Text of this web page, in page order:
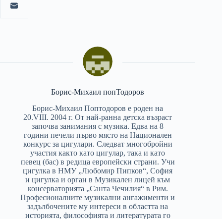
Борис-Михаил попТодоров
Борис-Михаил Поптодоров е роден на
20.VIII. 2004 г. От най-ранна детска възраст
започва занимания с музика. Едва на 8
години печели първо място на Национален
конкурс за цигулари. Следват многобройни
участия както като цигулар, така и като
певец (бас) в редица европейски страни. Учи
цигулка в НМУ „Любомир Пипков“, София
и цигулка и орган в Музикален лицей към
консерваторията „Санта Чечилия“ в Рим.
Професионалните музикални ангажименти и
задълбочените му интереси в областта на
историята, философията и литературата го